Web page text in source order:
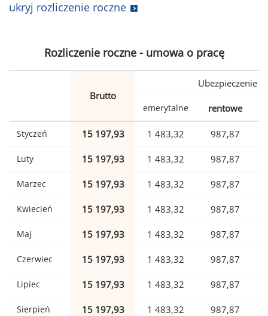
ukryj rozliczenie roczne
Rozliczenie roczne - umowa o pracę
Brutto
Ubezpieczenie
emerytalne rentowe
Styczeń 15 197,93 1 483,32 987,87
Luty 15 197,93 1 483,32 987,87
Marzec 15 197,93 1 483,32 987,87
Kwiecień 15 197,93 1 483,32 987,87
Maj 15 197,93 1 483,32 987,87
Czerwiec 15 197,93 1 483,32 987,87
Lipiec 15 197,93 1 483,32 987,87
Sierpień 15 197,93 1 483,32 987,87